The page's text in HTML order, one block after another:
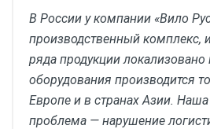
В России у компании «Вило
производственный комплекс,
ряда продукции локализовано
оборудования производится
Европе и в странах Азии.
проблема — нарушение